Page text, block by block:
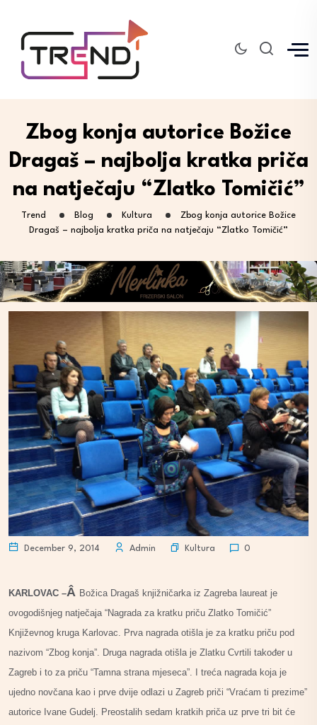
Zbog konja autorice Božice
Dragaš – najbolja kratka priča
na natječaju “Zlatko Tomičić”
Trend Blog Kultura
Zbog konja autorice Božice
Dragaš – najbolja kratka priča na natječaju “Zlatko Tomičić”
December 9, 2014 Admin Kultura 0
KARLOVAC –Â Božica Dragaš knjižničarka iz Zagreba laureat je
ovogodišnjeg natječaja “Nagrada za kratku priču Zlatko Tomičić”
Književnog kruga Karlovac. Prva nagrada otišla je za kratku priču pod
nazivom “Zbog konja”. Druga nagrada otišla je Zlatku Cvrtili također u
Zagreb i to za priču “Tamna strana mjeseca”. I treća nagrada koja je
ujedno novčana kao i prve dvije odlazi u Zagreb priči “Vraćam ti prezime”
autorice Ivane Gudelj. Preostalih sedam kratkih priča uz prve tri bit će